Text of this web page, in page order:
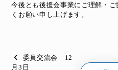
今後とも後援会事業にご理解・
くお願い申し上げます。
委員交流会 12
月3日